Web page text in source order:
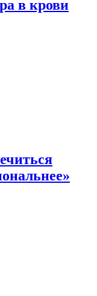
в крови